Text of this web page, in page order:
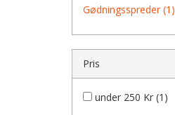
Gødningsspreder (1)
Pris
under 250 Kr (1)